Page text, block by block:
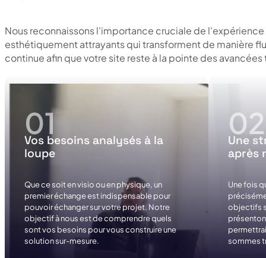
Nous reconnaissons l'importance cruciale de
esthétiquement attrayants qui transforment de manière
continue afin que votre site reste à la pointe des
Vos besoins analysés à la
loupe
Que ce soit en visio ou en physique, un
premier échange est indispensable pour
pouvoir échanger sur votre projet. Notre
objectif à nous est de comprendre quels
sont vos besoins pour vous construire une
solution sur-mesure.
Une
après
Une fois
objectifs
sommes